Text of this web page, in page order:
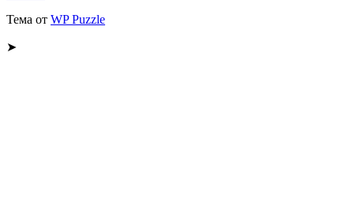
Тема от WP Puzzle
➤